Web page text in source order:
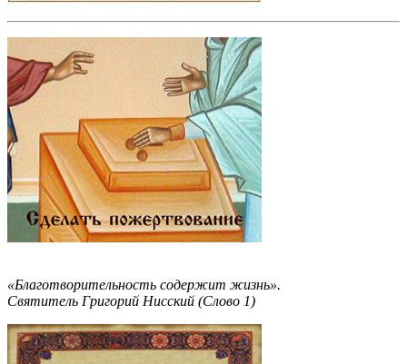
«Благотворительность содержит жизнь».
Святитель Григорий Нисский (Слово 1)